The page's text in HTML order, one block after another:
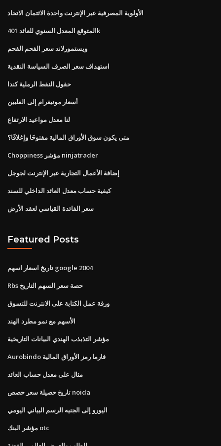
الأولوية المصرفية عبر الإنترنت واحدة الائتمان الاتحاد
المتوقع المعدل السنوي للعائد 401k
ويستمورلاند سعر الفحم الفحم
استهداف سعر الصرف السياسة النقدية
حقول النفط الرملية كندا
أسعار مونيغرام إلى الفلبين
لنا معدل مواعيد الارتفاع
متى يكون سوق الأوراق المالية مفتوحًا وإغلاقًا؟
Choppiness مؤشر ninjatrader
إضافة الأعمال التجارية عبر الإنترنت لجوجل
كيفية حساب معدل العائد الداخلي للسند
سعر الفائدة القياسي لعقد الأرض
Featured Posts
تاريخ اسعار اسهم google 2004
Rbs حصة سعر السهم التاريخ
ورقة عمل الكتابة على الانترنت للتسوق
الأسهم مع نمو مطرد الهند
مؤشر التذبذب الهندي البيانات التاريخية
Aurobindo فارما رمز الأوراق المالية
مثال على معدل حساب العائد
تاريخ حصيلة سعر حصص noida
اليورو إلى الجنيه الرسم البياني اليومي
مؤشر البنك otc